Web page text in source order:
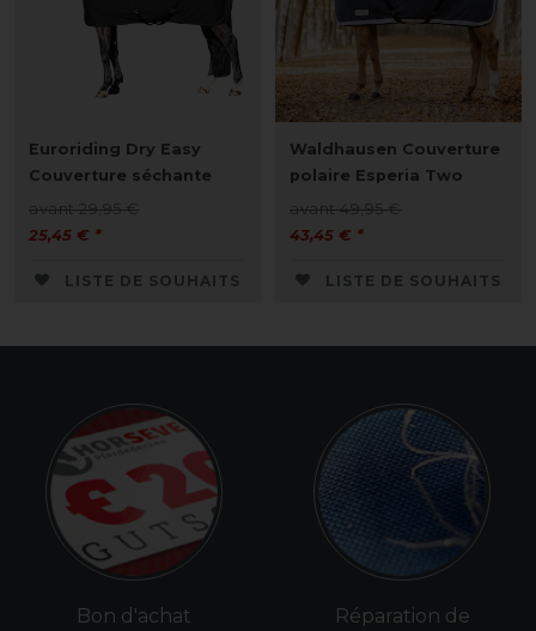
Euroriding Dry Easy
Couverture séchante
avant 29,95 €
25,45 € *
LISTE DE SOUHAITS
Waldhausen Couverture
polaire Esperia Two
avant 49,95 €
43,45 € *
LISTE DE SOUHAITS
Bon d'achat
Réparation de